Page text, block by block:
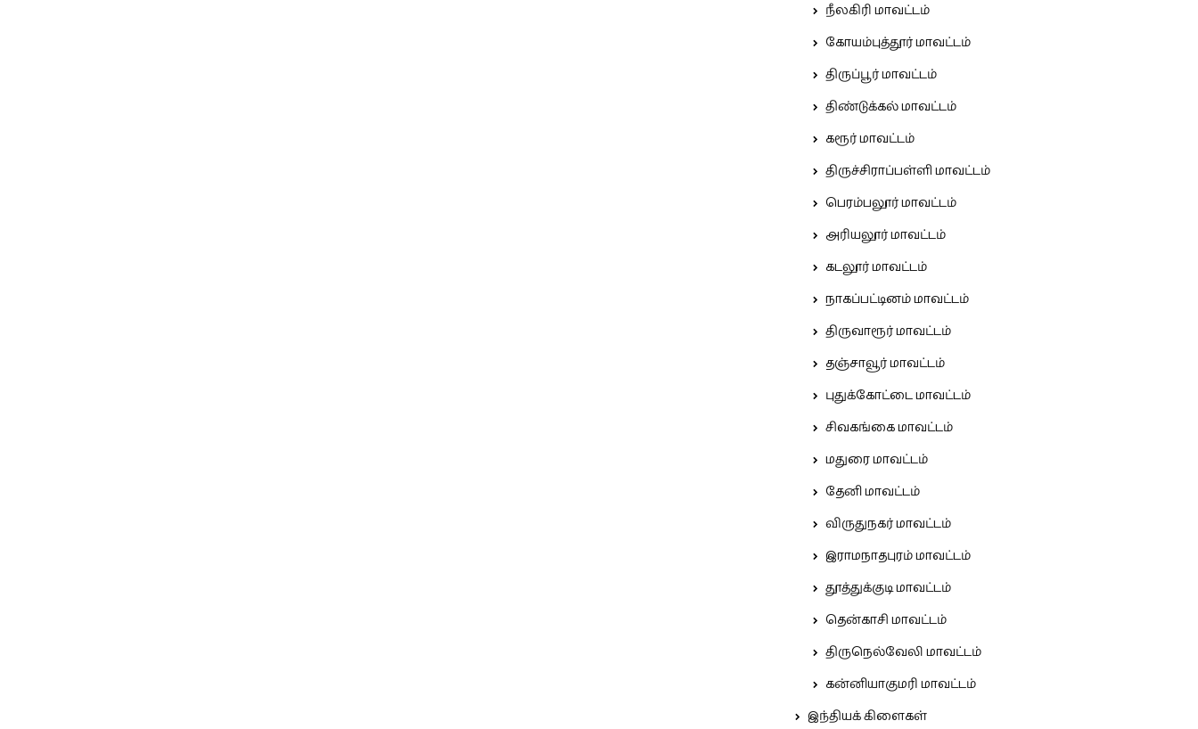
நீலகிரி மாவட்டம்
கோயம்புத்தூர் மாவட்டம்
திருப்பூர் மாவட்டம்
திண்டுக்கல் மாவட்டம்
கரூர் மாவட்டம்
திருச்சிராப்பள்ளி மாவட்டம்
பெரம்பலூர் மாவட்டம்
அரியலூர் மாவட்டம்
கடலூர் மாவட்டம்
நாகப்பட்டினம் மாவட்டம்
திருவாரூர் மாவட்டம்
தஞ்சாவூர் மாவட்டம்
புதுக்கோட்டை மாவட்டம்
சிவகங்கை மாவட்டம்
மதுரை மாவட்டம்
தேனி மாவட்டம்
விருதுநகர் மாவட்டம்
இராமநாதபுரம் மாவட்டம்
தூத்துக்குடி மாவட்டம்
தென்காசி மாவட்டம்
திருநெல்வேலி மாவட்டம்
கன்னியாகுமரி மாவட்டம்
இந்தியக் கிளைகள்